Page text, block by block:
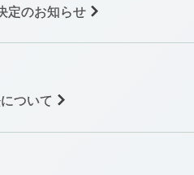
定のお知らせ
ついて